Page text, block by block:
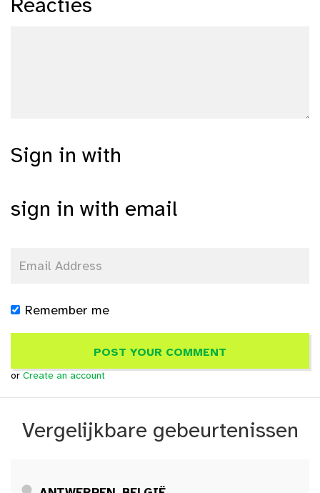
Sign in with
sign in with email
Remember me
or Create an account
Vergelijkbare gebeurtenissen